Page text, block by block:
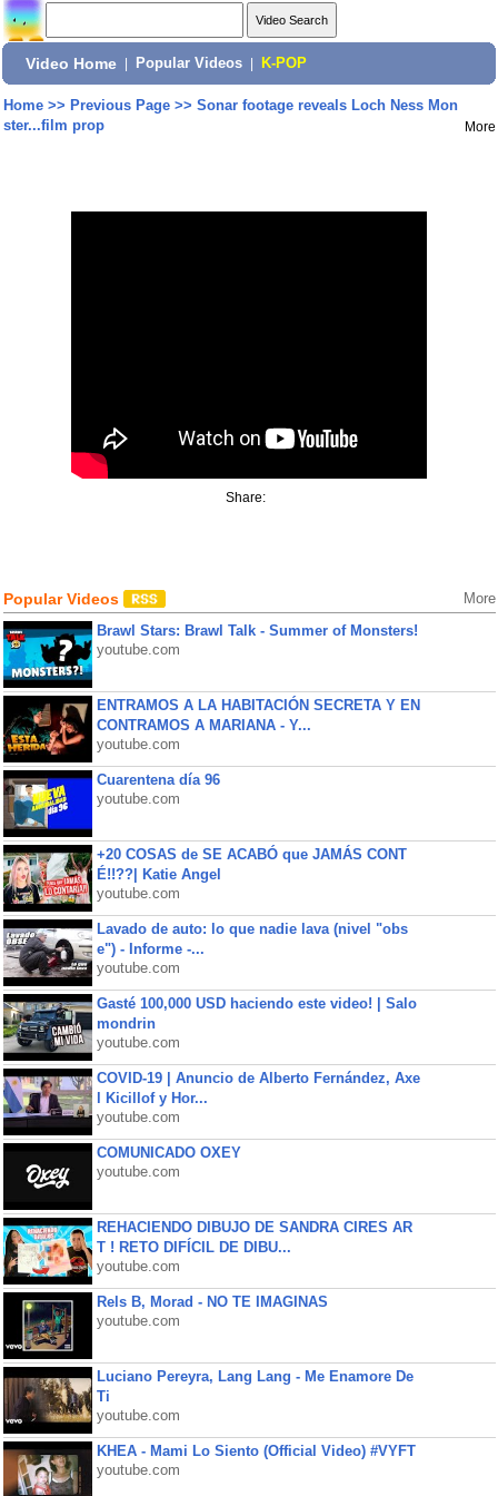
Video Home Popular Videos K-POP
Home>> Previous Page>> Sonar footage reveals Loch Ness Mon
ster...film prop
More
Share:
Popular Videos More
Brawl Stars: Brawl Talk - Summer of Monsters!
youtube.com
ENTRAMOS A LA HABITACIÓN SECRETA Y EN
CONTRAMOS A MARIANA - Y...
youtube.com
Cuarentena día 96
youtube.com
+20 COSAS de SE ACABÓ que JAMÁS CONT
É!!??| Katie Angel
youtube.com
Lavado de auto: lo que nadie lava (nivel "obs
e") - Informe -...
youtube.com
Gasté 100,000 USD haciendo este video! | Salo
mondrin
youtube.com
COVID-19 | Anuncio de Alberto Fernández, Axe
l Kicillof y Hor...
youtube.com
COMUNICADO OXEY
youtube.com
REHACIENDO DIBUJO DE SANDRA CIRES AR
T ! RETO DIFÍCIL DE DIBU...
youtube.com
Rels B, Morad - NO TE IMAGINAS
youtube.com
Luciano Pereyra, Lang Lang - Me Enamore De
Ti
youtube.com
KHEA - Mami Lo Siento (Official Video) #VYFT
youtube.com